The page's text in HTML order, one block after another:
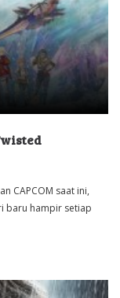
CAPCOM saat ini,
baru hampir setiap